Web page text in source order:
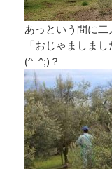
あっという間に二
「おじゃましま
(^_^;)？